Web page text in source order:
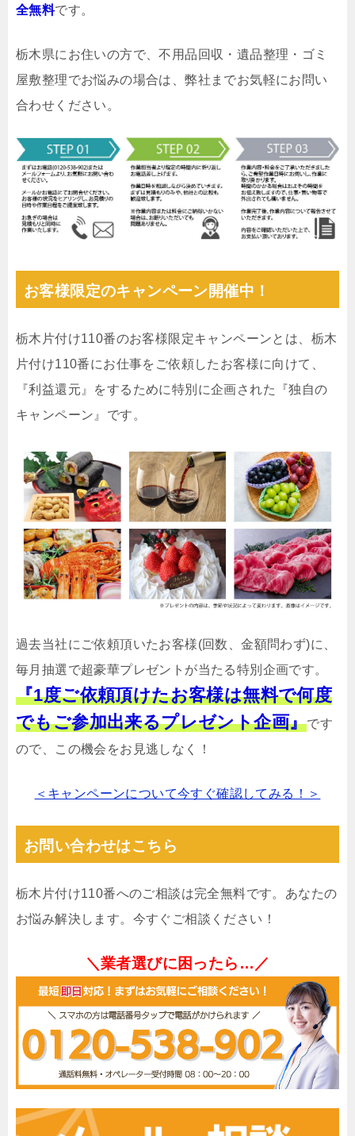
全無料です。
栃木県にお住いの方で、不用品回収・遺品整理・ゴミ
屋敷整理でお悩みの場合は、弊社までお気軽にお問い
合わせください。
お客様限定のキャンペーン開催中！
栃木片付け110番のお客様限定キャンペーンとは、栃木
片付け110番にお仕事をご依頼したお客様に向けて、
『利益還元』をするために特別に企画された『独自の
キャンペーン』です。
過去当社にご依頼頂いたお客様(回数、金額問わず)に、
毎月抽選で超豪華プレゼントが当たる特別企画です。
『1度ご依頼頂けたお客様は無料で何度
でもご参加出来るプレゼント企画』です
ので、この機会をお見逃しなく！
＜キャンペーンについて今すぐ確認してみる！＞
お問い合わせはこちら
栃木片付け110番へのご相談は完全無料です。あなたの
お悩み解決します。今すぐご相談ください！
＼業者選びに困ったら…／